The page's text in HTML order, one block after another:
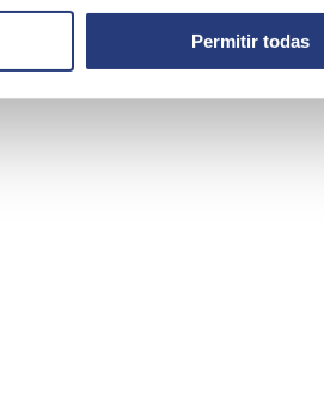
Permitir todas